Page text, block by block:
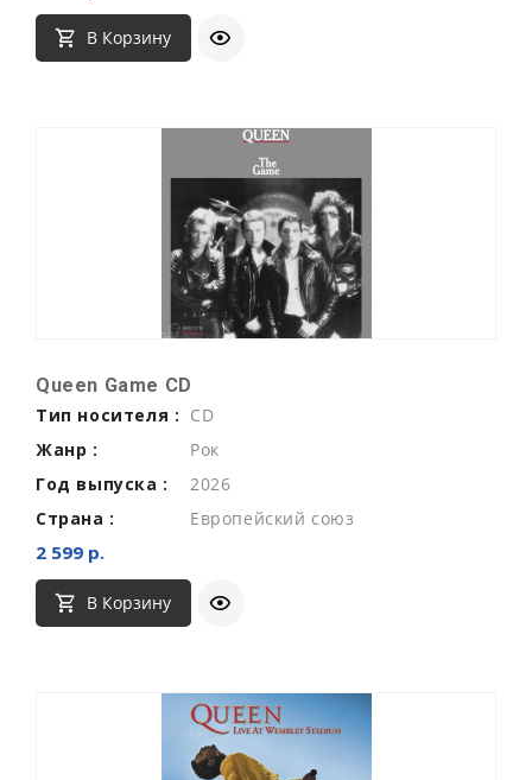
В Корзину
Queen Game CD
Тип носителя : CD
Жанр :
Рок
Год выпуска :
2026
Страна :
Европейский союз
2 599 р.
В Корзину